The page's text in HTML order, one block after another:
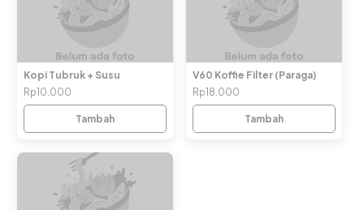
Kopi Tubruk + Susu
Rp10.000
Tambah
V60 Koffie Filter (Paraga)
Rp18.000
Tambah